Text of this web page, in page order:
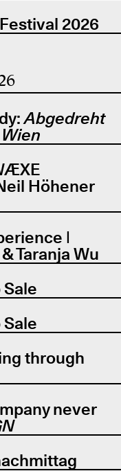
2026
Abgedreht
Höhener
|
Taranja Wu
through
never